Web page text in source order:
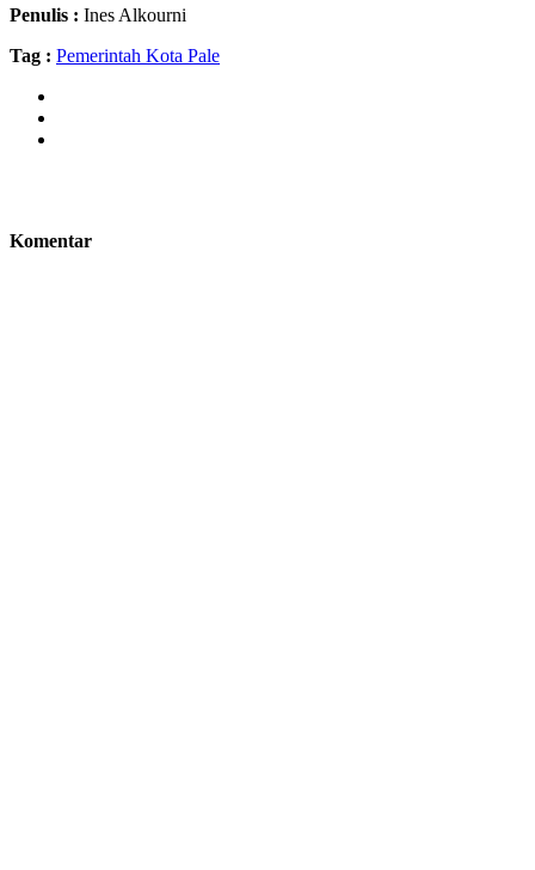
Penulis : Ines Alkourni
Tag : Pemerintah Kota Pale
Komentar